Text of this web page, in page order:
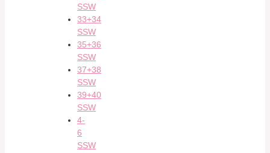
SSW
33+34
SSW
35+36
SSW
37+38
SSW
39+40
SSW
4-
6
SSW